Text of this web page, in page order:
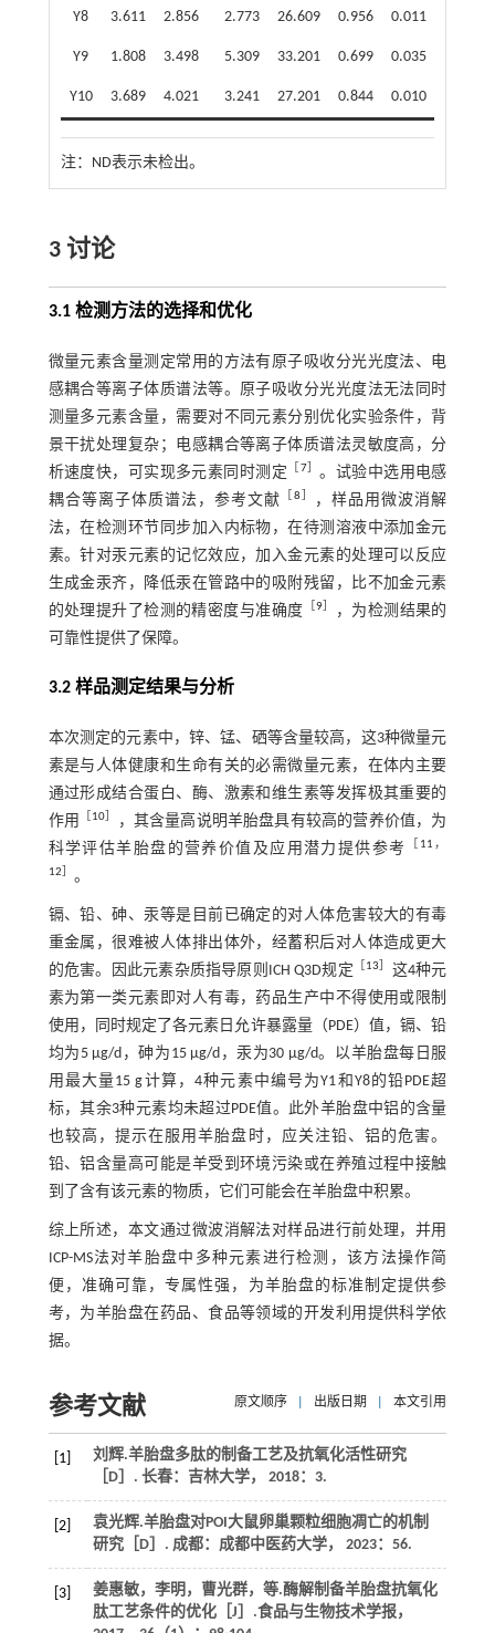
Y8 3.611 2.856 2.773 26.609 0.956 0.011
Y9 1.808 3.498 5.309 33.201 0.699 0.035
Y10 3.689 4.021 3.241 27.201 0.844 0.010
注： ND表示未检出。
3 讨论
3.1 检测方法的选择和优化
微量元素含量测定常用的方法有原子吸收分光光度法、电
感耦合等离子体质谱法等。原子吸收分光光度法无法同时
测量多元素含量，需要对不同元素分别优化实验条件，背
景干扰处理复杂；电感耦合等离子体质谱法灵敏度高，分
析速度快，可实现多元素同时测定
7］ 。试验中选用电感
耦合等离子体质谱法，参考文献 ［8
，样品用微波消解
法，在检测环节同步加入内标物，在待测溶液中添加金元
素。针对汞元素的记忆效应，加入金元素的处理可以反应
生成金汞齐，降低汞在管路中的吸附残留，比不加金元素
的处理提升了检测的精密度与准确度
9］
，为检测结果的
可靠性提供了保障。
3.2 样品测定结果与分析
本次测定的元素中，锌、锰、硒等含量较高，这3种微量元
素是与人体健康和生命有关的必需微量元素，在体内主要
通过形成结合蛋白、酶、激素和维生素等发挥极其重要的
作用
10
，其含量高说明羊胎盘具有较高的营养价值，为
科学评估羊胎盘的营养价值及应用潜力提供参考
11 ，
12 。
镉、铅、砷、汞等是目前已确定的对人体危害较大的有毒
重金属，很难被人体排出体外，经蓄积后对人体造成更大
的危害。因此元素杂质指导原则ICH Q3D规定
13
这4种元
素为第一类元素即对人有毒，药品生产中不得使用或限制
使用，同时规定了各元素日允许暴露量（PDE）值，镉、铅
均为5 μg/d，砷为15 μg/d，汞为30 μg/d。以羊胎盘每日服
用最大量15 g计算，4种元素中编号为Y1和Y8的铅PDE超
标，其余3种元素均未超过PDE值。此外羊胎盘中铝的含量
也较高，提示在服用羊胎盘时，应关注铅、铝的危害。
铅、铝含量高可能是羊受到环境污染或在养殖过程中接触
到了含有该元素的物质，它们可能会在羊胎盘中积累。
综上所述，本文通过微波消解法对样品进行前处理，并用
ICP-MS法对羊胎盘中多种元素进行检测，该方法操作简
便，准确可靠，专属性强，为羊胎盘的标准制定提供参
考，为羊胎盘在药品、食品等领域的开发利用提供科学依
据。
参考文献 原文顺序 出版日期 本文引用
[1]
刘辉.羊胎盘多肽的制备工艺及抗氧化活性研究
［D］. 长春：吉林大学， 2018：3.
[2]
袁光辉.羊胎盘对POI大鼠卵巢颗粒细胞凋亡的机制
研究［D］. 成都：成都中医药大学， 2023：56.
[3] 姜惠敏，李明，曹光群， 等.酶解制备羊胎盘抗氧化
肽工艺条件的优化［J］.食品与生物技术学报，